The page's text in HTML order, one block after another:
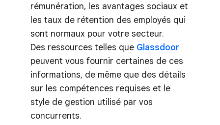
rémunération, les avantages sociaux et
les taux de rétention des employés qui
sont normaux pour votre secteur.
Des ressources telles que Glassdoor
peuvent vous fournir certaines de ces
informations, de même que des détails
sur les compétences requises et le
style de gestion utilisé par vos
concurrents.